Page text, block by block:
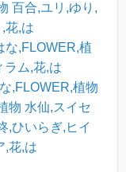
百合,ユリ,ゆり,
花,は
な,FLOWER,植
ラム,花,は
,FLOWER,植物
物 水仙,スイセ
,ひいらぎ,ヒイ
,花,は